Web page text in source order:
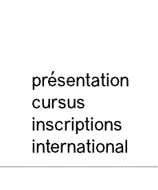
présentation
cursus
inscriptions
international